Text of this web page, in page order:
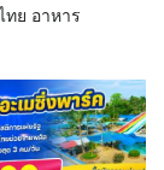
ทย อาหาร